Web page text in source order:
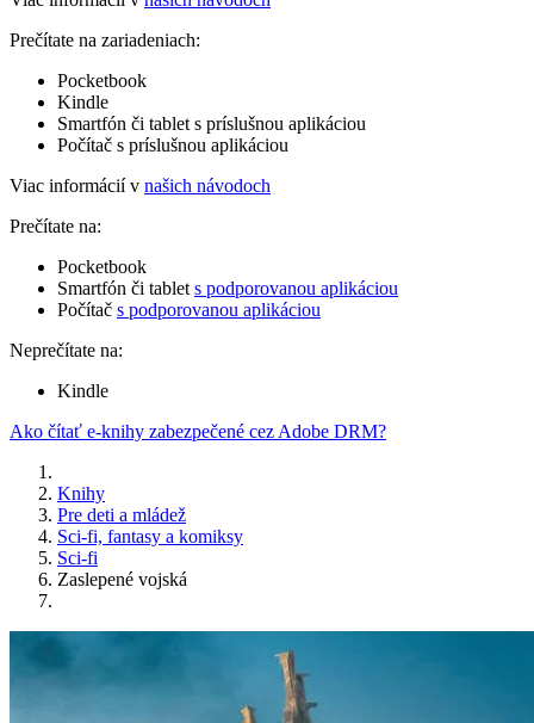
Prečítate na zariadeniach:
Pocketbook
Kindle
Smartfón či tablet s príslušnou aplikáciou
Počítač s príslušnou aplikáciou
Viac informácií v našich návodoch
Prečítate na:
Pocketbook
Smartfón či tablet s podporovanou aplikáciou
Počítač s podporovanou aplikáciou
Neprečítate na:
Kindle
Ako čítať e-knihy zabezpečené cez Adobe DRM?
Knihy
Pre deti a mládež
Sci-fi, fantasy a komiksy
Sci-fi
Zaslepené vojská